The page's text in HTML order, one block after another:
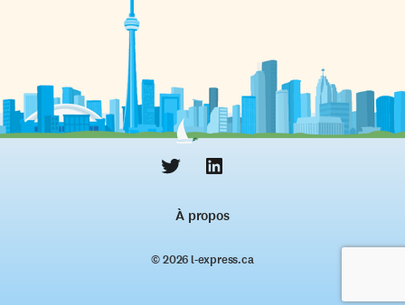
À propos
© 2026 l‑express.ca